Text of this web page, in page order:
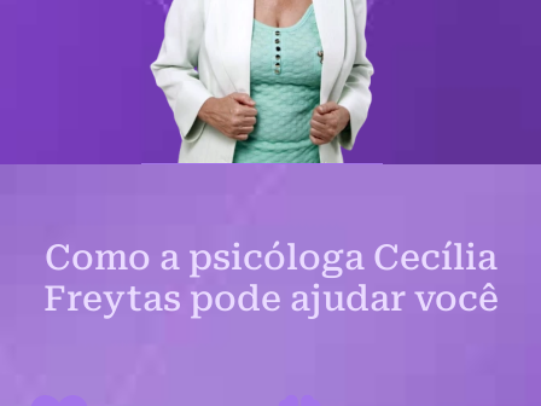
Como a psicóloga Cecília
Freytas pode ajudar você